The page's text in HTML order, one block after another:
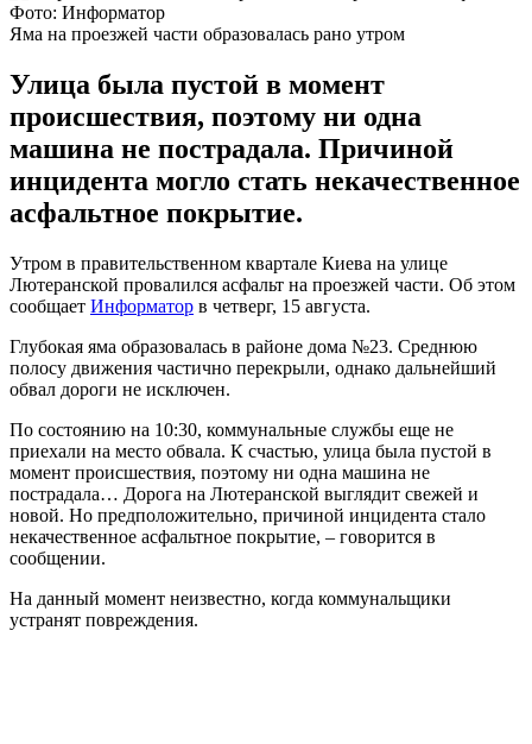
Фото: Информатор
Яма на проезжей части образовалась рано утром
Улица была пустой в момент
происшествия, поэтому ни одна
машина не пострадала. Причиной
инцидента могло стать некачественное
асфальтное покрытие.
Утром в правительственном квартале Киева на улице
Лютеранской провалился асфальт на проезжей части. Об этом
сообщает Информатор в четверг, 15 августа.
Глубокая яма образовалась в районе дома №23. Среднюю
полосу движения частично перекрыли, однако дальнейший
обвал дороги не исключен.
По состоянию на 10:30, коммунальные службы еще не
приехали на место обвала. К счастью, улица была пустой в
момент происшествия, поэтому ни одна машина не
пострадала… Дорога на Лютеранской выглядит свежей и
новой. Но предположительно, причиной инцидента стало
некачественное асфальтное покрытие, – говорится в
сообщении.
На данный момент неизвестно, когда коммунальщики
устранят повреждения.